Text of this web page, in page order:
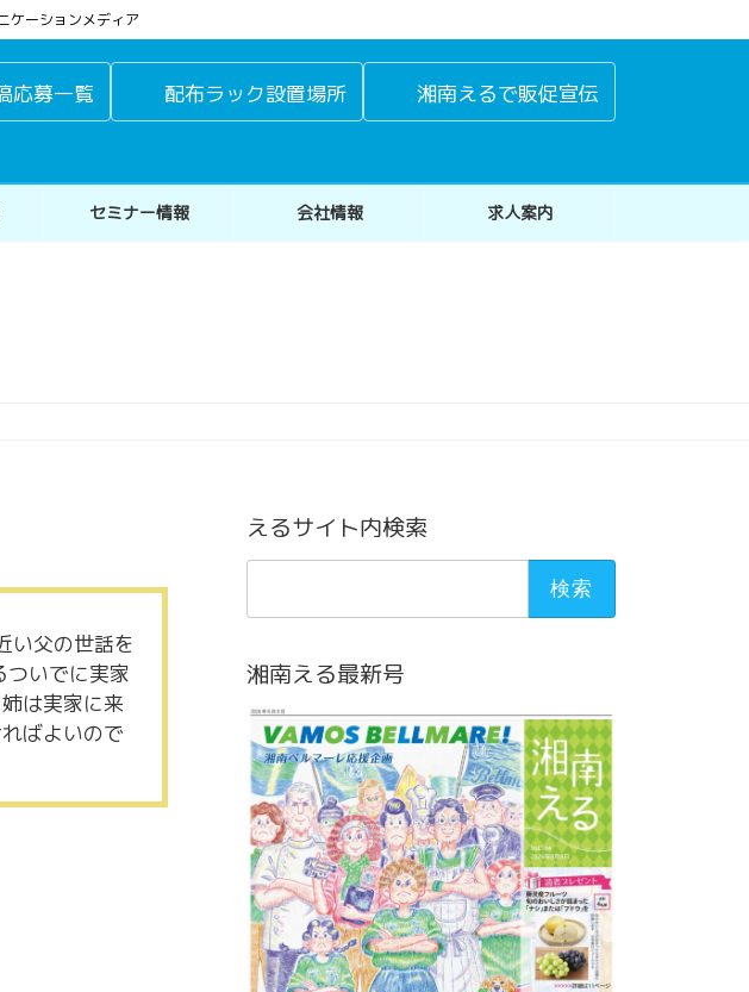
ケーションメディア
応募一覧 配布ラック設置場所 湘南えるで販促宣伝
セミナー情報 会社情報 求人案内
い父の世話を
いでに実家
は実家に来
ばよいので
えるサイト内検索
湘南える最新号